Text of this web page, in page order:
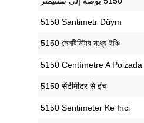
‎5150 Santimetr Düym
‎5150 সেনটিমিটার মধ্যে ইঞ্চি
‎5150 Centímetre A Polzada
‎5150 सेंटीमीटर से इंच
‎5150 Sentimeter Ke Inci